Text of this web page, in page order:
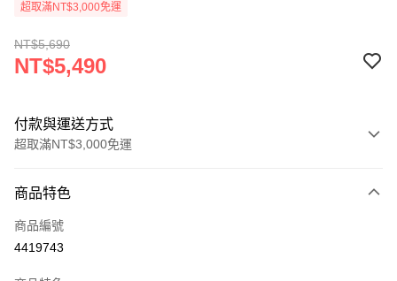
超取滿NT$3,000免運
NT$5,690
NT$5,490
付款與運送方式
超取滿NT$3,000免運
信用卡一次付款
超商取貨付款
商品特色
商品編號
4419743